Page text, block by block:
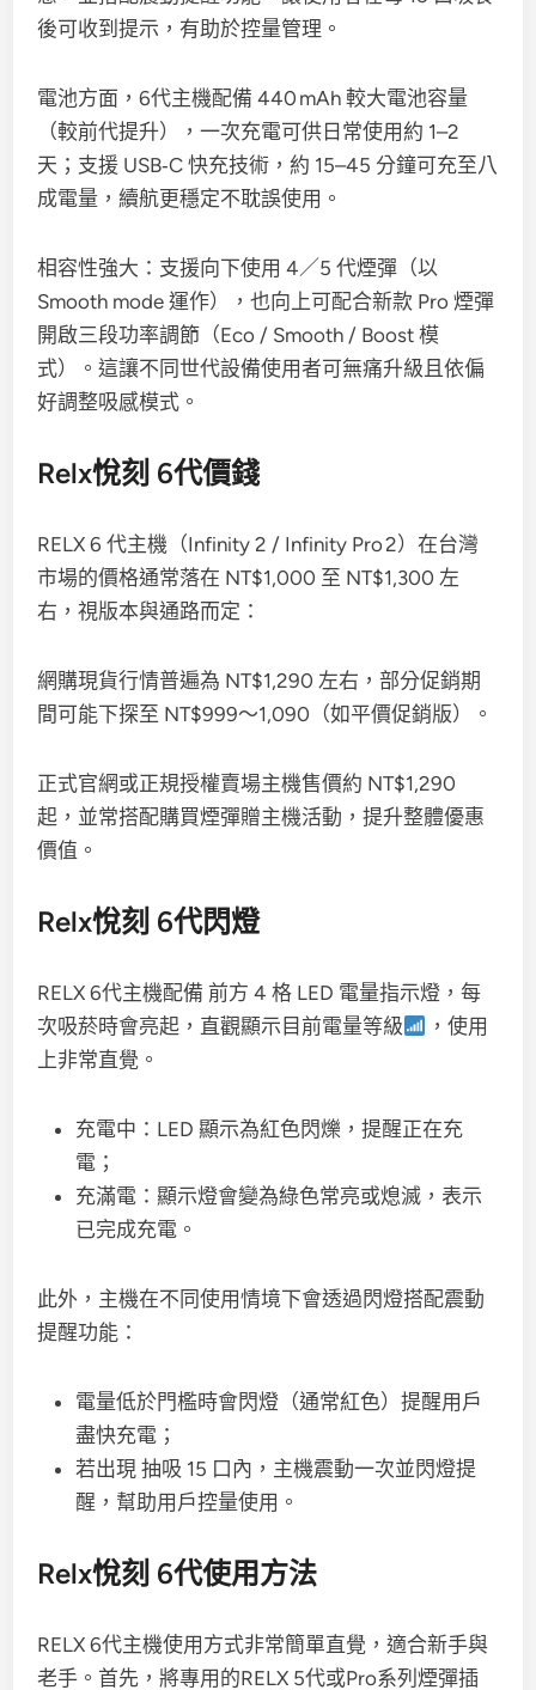
後可收到提示，有助於控量管理。
電池方面，6代主機配備 440 mAh 較大電池容量
（較前代提升），一次充電可供日常使用約 1–2
天；支援 USB‑C 快充技術，約 15–45 分鐘可充至八
成電量，續航更穩定不耽誤使用。
相容性強大：支援向下使用 4／5 代煙彈（以
Smooth mode 運作），也向上可配合新款 Pro 煙彈
開啟三段功率調節（Eco / Smooth / Boost 模
式）。這讓不同世代設備使用者可無痛升級且依偏
好調整吸感模式。
Relx悅刻 6代價錢
RELX 6 代主機（Infinity 2 / Infinity Pro 2）在台灣
市場的價格通常落在 NT$1,000 至 NT$1,300 左
右，視版本與通路而定：
網購現貨行情普遍為 NT$1,290 左右，部分促銷期
間可能下探至 NT$999～1,090（如平價促銷版）。
正式官網或正規授權賣場主機售價約 NT$1,290
起，並常搭配購買煙彈贈主機活動，提升整體優惠
價值。
Relx悅刻 6代閃燈
RELX 6代主機配備 前方 4 格 LED 電量指示燈，每
次吸菸時會亮起，直觀顯示目前電量等級
，使用
上非常直覺。
充電中：LED 顯示為紅色閃爍，提醒正在充
電；
充滿電：顯示燈會變為綠色常亮或熄滅，表示
已完成充電。
此外，主機在不同使用情境下會透過閃燈搭配震動
提醒功能：
電量低於門檻時會閃燈（通常紅色）提醒用戶
盡快充電；
若出現 抽吸 15 口內，主機震動一次並閃燈提
醒，幫助用戶控量使用。
Relx悅刻 6代使用方法
RELX 6代主機使用方式非常簡單直覺，適合新手與
老手。首先，將專用的RELX 5代或Pro系列煙彈插